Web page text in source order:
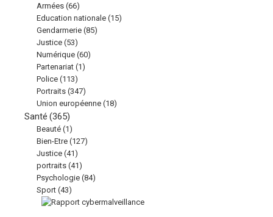
Armées (66)
Education nationale (15)
Gendarmerie (85)
Justice (53)
Numérique (60)
Partenariat (1)
Police (113)
Portraits (347)
Union européenne (18)
Santé (365)
Beauté (1)
Bien-Etre (127)
Justice (41)
portraits (41)
Psychologie (84)
Sport (43)